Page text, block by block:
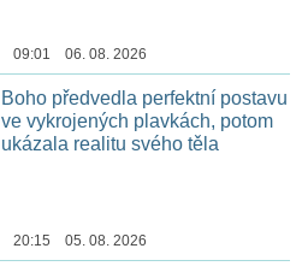
09:01 06. 08. 2026
Boho předvedla perfektní postavu
ve vykrojených plavkách, potom
ukázala realitu svého těla
20:15 05. 08. 2026